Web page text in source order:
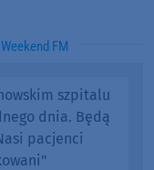
FM
szpitalu
dnia. Będą
pacjenci